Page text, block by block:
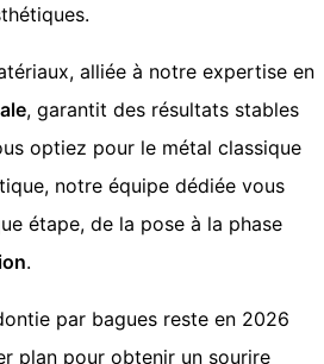
alliée à notre expertise en
, garantit des résultats stables
optiez pour le métal classique
notre équipe dédiée vous
étape, de la pose à la phase
.
par bagues reste en 2026
plan pour obtenir un sourire